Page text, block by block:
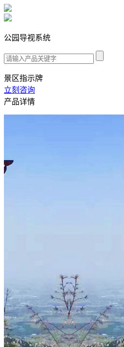
公园导视系统
景区指示牌
立刻咨询
产品详情